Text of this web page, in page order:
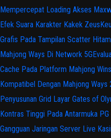
Mempercepat Loading Akses
Efek Suara Karakter Kakek Zeus
Grafis Pada Tampilan Scatter Hitam
Mahjong Ways Di Network 5G
Cache Pada Platform Mahjong Wins
Kompatibel Dengan Mahjong Ways
Penyusunan Grid Layar Gates of
Kontras Tinggi Pada Antarmuka
Gangguan Jaringan Server Live